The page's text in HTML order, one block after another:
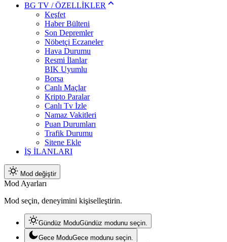
BG TV / ÖZELLİKLER
Keşfet
Haber Bülteni
Son Depremler
Nöbetçi Eczaneler
Hava Durumu
Resmi İlanlar
BIK Uyumlu
Borsa
Canlı Maçlar
Kripto Paralar
Canlı Tv İzle
Namaz Vakitleri
Puan Durumları
Trafik Durumu
Sitene Ekle
İŞ İLANLARI
Mod değiştir
Mod Ayarları
Mod seçin, deneyimini kişiselleştirin.
Gündüz ModuGündüz modunu seçin.
Gece ModuGece modunu seçin.